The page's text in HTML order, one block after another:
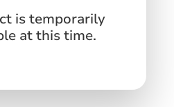
is temporarily
at this time.